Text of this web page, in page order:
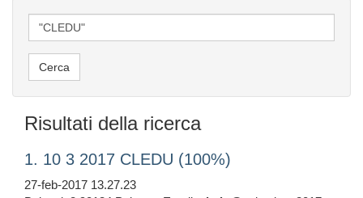
Risultati della ricerca
1. 10 3 2017 CLEDU (100%)
27-feb-2017 13.27.23